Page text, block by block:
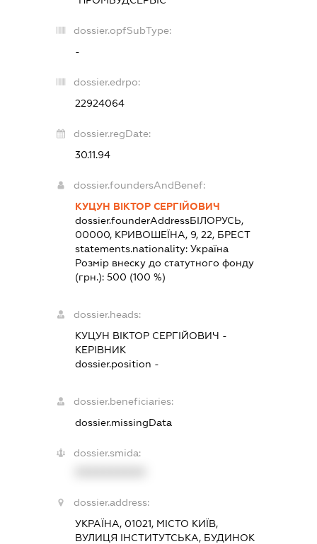
dossier.opfSubType:
-
dossier.edrpo:
22924064
dossier.regDate:
30.11.94
dossier.foundersAndBenef:
КУЦУН ВІКТОР СЕРГІЙОВИЧ
dossier.founderAddressБІЛОРУСЬ,
00000, КРИВОШЕЇНА, 9, 22, БРЕСТ
statements.nationality:Україна
Розмір внеску до статутного фонду
(грн.):500 (100 %)
dossier.heads:
КУЦУН ВІКТОР СЕРГІЙОВИЧ -
КЕРІВНИК
dossier.position -
dossier.beneficiaries:
dossier.missingData
dossier.smida:
dossier.address:
УКРАЇНА, 01021, МІСТО КИЇВ,
ВУЛИЦЯ ІНСТИТУТСЬКА, БУДИНОК